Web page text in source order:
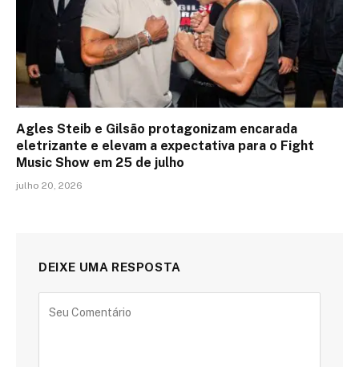
Agles Steib e Gilsão protagonizam encarada
eletrizante e elevam a expectativa para o Fight
Music Show em 25 de julho
julho 20, 2026
DEIXE UMA RESPOSTA